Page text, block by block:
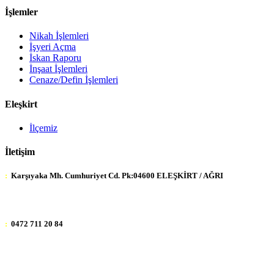
İşlemler
Nikah İşlemleri
İşyeri Açma
İskan Raporu
İnşaat İşlemleri
Cenaze/Defin İşlemleri
Eleşkirt
İlçemiz
İletişim
: Karşıyaka Mh. Cumhuriyet Cd. Pk:04600 ELEŞKİRT / AĞRI
: 0472 711 20 84